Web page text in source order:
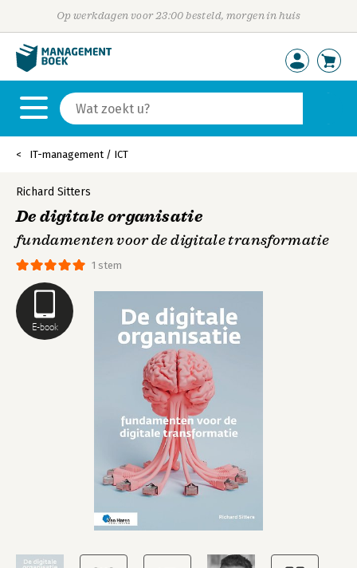
Op werkdagen voor 23:00 besteld, morgen in huis
IT-management / ICT
E-book
1 stem
Richard Sitters
De digitale organisatie
fundamenten voor de digitale transformatie